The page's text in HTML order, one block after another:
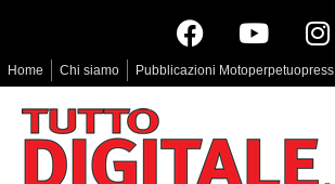
Home Chi siamo Pubblicazioni Motoperpetuopress